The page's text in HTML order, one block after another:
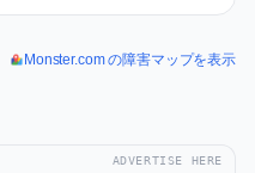
Monster.com の障害マップを表示
ADVERTISE HERE